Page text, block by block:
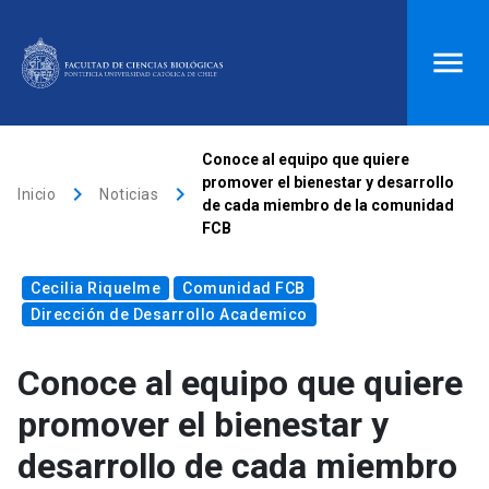
Biblioteca launch Donaciones launch
search
Quiénes somos
Inicio keyboard_arrow_right Noticias keyboard_arrow_right
Conoce al equipo que quiere
promover el bienestar y desarrollo
de cada miembro de la comunidad
FCB
Cecilia Riquelme
Comunidad FCB
Dirección de Desarrollo Academico
Conoce al equipo que quiere
promover el bienestar y
desarrollo de cada miembro